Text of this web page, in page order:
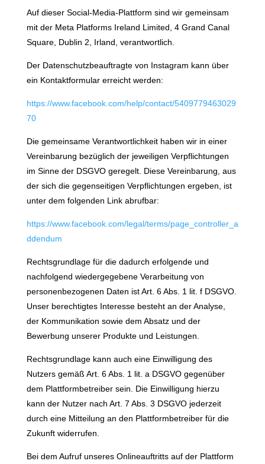
Auf dieser Social-Media-Plattform sind wir gemeinsam
mit der Meta Platforms Ireland Limited, 4 Grand Canal
Square, Dublin 2, Irland, verantwortlich.
Der Datenschutzbeauftragte von Instagram kann über
ein Kontaktformular erreicht werden:
https://www.facebook.com/help/contact/5409779463029
70
Die gemeinsame Verantwortlichkeit haben wir in einer
Vereinbarung bezüglich der jeweiligen Verpflichtungen
im Sinne der DSGVO geregelt. Diese Vereinbarung, aus
der sich die gegenseitigen Verpflichtungen ergeben, ist
unter dem folgenden Link abrufbar:
https://www.facebook.com/legal/terms/page_controller_a
ddendum
Rechtsgrundlage für die dadurch erfolgende und
nachfolgend wiedergegebene Verarbeitung von
personenbezogenen Daten ist Art. 6 Abs. 1 lit. f DSGVO.
Unser berechtigtes Interesse besteht an der Analyse,
der Kommunikation sowie dem Absatz und der
Bewerbung unserer Produkte und Leistungen.
Rechtsgrundlage kann auch eine Einwilligung des
Nutzers gemäß Art. 6 Abs. 1 lit. a DSGVO gegenüber
dem Plattformbetreiber sein. Die Einwilligung hierzu
kann der Nutzer nach Art. 7 Abs. 3 DSGVO jederzeit
durch eine Mitteilung an den Plattformbetreiber für die
Zukunft widerrufen.
Bei dem Aufruf unseres Onlineauftritts auf der Plattform